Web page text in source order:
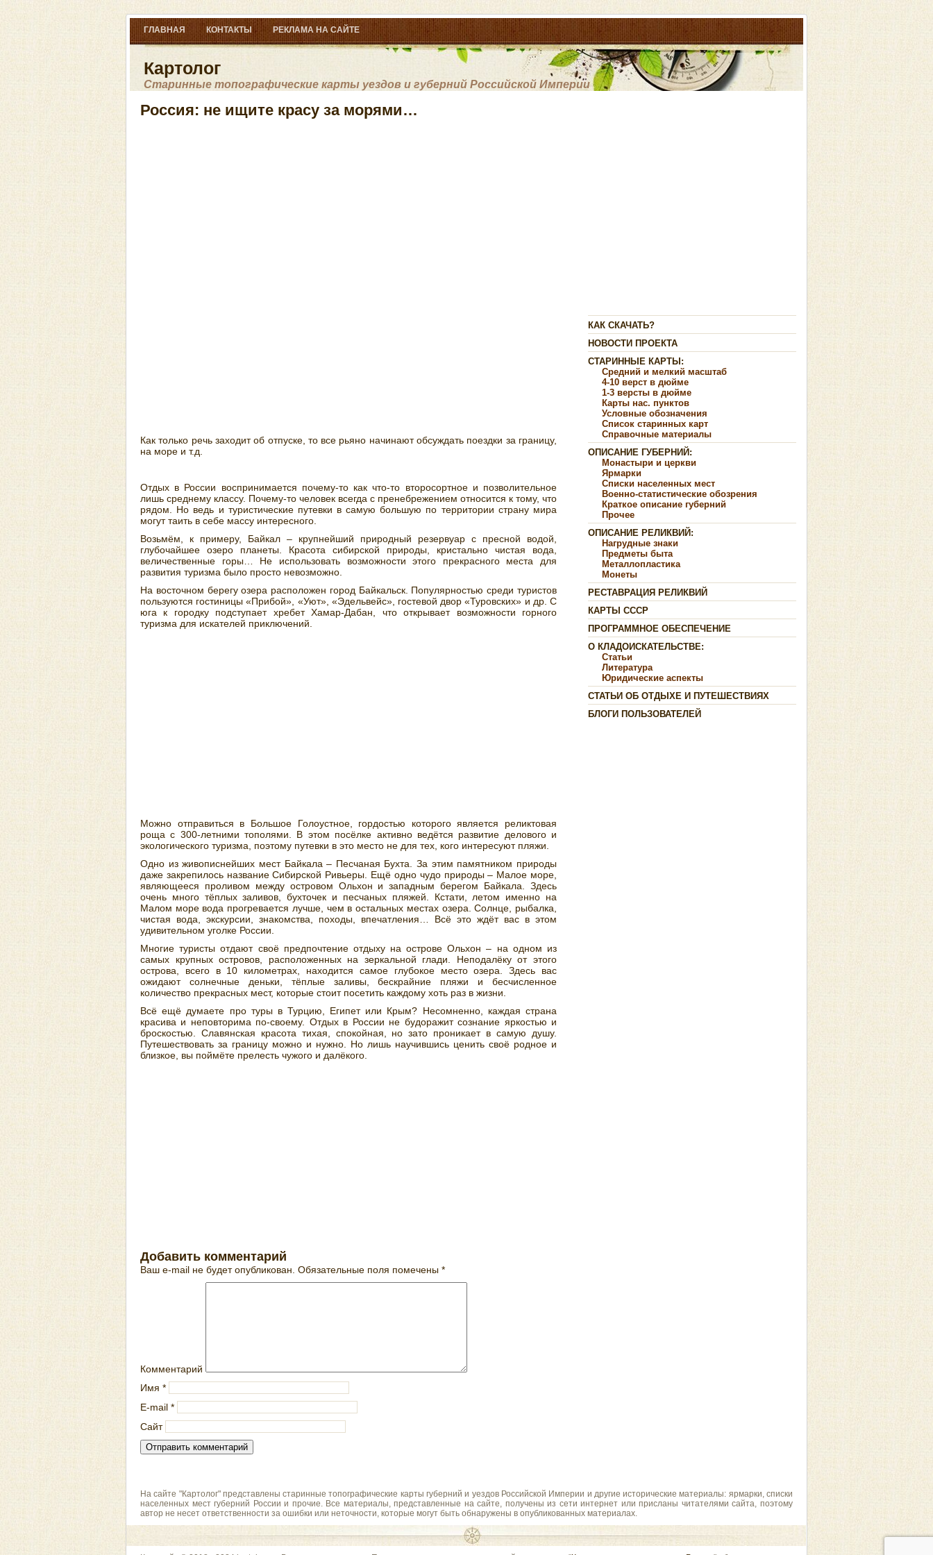
ГЛАВНАЯ КОНТАКТЫ РЕКЛАМА НА САЙТЕ
Картолог
Старинные топографические карты уездов и губерний Российской Империи
Россия: не ищите красу за морями…
Как только речь заходит об отпуске, то все рьяно начинают обсуждать поездки за границу,
на море и т.д.
Отдых в России воспринимается почему-то как что-то второсортное и позволительное
лишь среднему классу. Почему-то человек всегда с пренебрежением относится к тому, что
рядом. Но ведь и туристические путевки в самую большую по территории страну мира
могут таить в себе массу интересного.
Возьмём, к примеру, Байкал – крупнейший природный резервуар с пресной водой,
глубочайшее озеро планеты. Красота сибирской природы, кристально чистая вода,
величественные горы… Не использовать возможности этого прекрасного места для
развития туризма было просто невозможно.
На восточном берегу озера расположен город Байкальск. Популярностью среди туристов
пользуются гостиницы «Прибой», «Уют», «Эдельвейс», гостевой двор «Туровских» и др. С
юга к городку подступает хребет Хамар-Дабан, что открывает возможности горного
туризма для искателей приключений.
Можно отправиться в Большое Голоустное, гордостью которого является реликтовая
роща с 300-летними тополями. В этом посёлке активно ведётся развитие делового и
экологического туризма, поэтому путевки в это место не для тех, кого интересуют пляжи.
Одно из живописнейших мест Байкала – Песчаная Бухта. За этим памятником природы
даже закрепилось название Сибирской Ривьеры. Ещё одно чудо природы – Малое море,
являющееся проливом между островом Ольхон и западным берегом Байкала. Здесь
очень много тёплых заливов, бухточек и песчаных пляжей. Кстати, летом именно на
Малом море вода прогревается лучше, чем в остальных местах озера. Солнце, рыбалка,
чистая вода, экскурсии, знакомства, походы, впечатления… Всё это ждёт вас в этом
удивительном уголке России.
Многие туристы отдают своё предпочтение отдыху на острове Ольхон – на одном из
самых крупных островов, расположенных на зеркальной глади. Неподалёку от этого
острова, всего в 10 километрах, находится самое глубокое место озера. Здесь вас
ожидают солнечные деньки, тёплые заливы, бескрайние пляжи и бесчисленное
количество прекрасных мест, которые стоит посетить каждому хоть раз в жизни.
Всё ещё думаете про туры в Турцию, Египет или Крым? Несомненно, каждая страна
красива и неповторима по-своему. Отдых в России не будоражит сознание яркостью и
броскостью. Славянская красота тихая, спокойная, но зато проникает в самую душу.
Путешествовать за границу можно и нужно. Но лишь научившись ценить своё родное и
близкое, вы поймёте прелесть чужого и далёкого.
Добавить комментарий
Ваш e-mail не будет опубликован. Обязательные поля помечены *
Комментарий
Имя *
E-mail *
Сайт
КАК СКАЧАТЬ?
НОВОСТИ ПРОЕКТА
СТАРИННЫЕ КАРТЫ:
Средний и мелкий масштаб
4-10 верст в дюйме
1-3 версты в дюйме
Карты нас. пунктов
Условные обозначения
Список старинных карт
Справочные материалы
ОПИСАНИЕ ГУБЕРНИЙ:
Монастыри и церкви
Ярмарки
Списки населенных мест
Военно-статистические обозрения
Краткое описание губерний
Прочее
ОПИСАНИЕ РЕЛИКВИЙ:
Нагрудные знаки
Предметы быта
Металлопластика
Монеты
РЕСТАВРАЦИЯ РЕЛИКВИЙ
КАРТЫ СССР
ПРОГРАММНОЕ ОБЕСПЕЧЕНИЕ
О КЛАДОИСКАТЕЛЬСТВЕ:
Статьи
Литература
Юридические аспекты
СТАТЬИ ОБ ОТДЫХЕ И ПУТЕШЕСТВИЯХ
БЛОГИ ПОЛЬЗОВАТЕЛЕЙ
На сайте "Картолог" представлены старинные топографические карты губерний и уездов Российской Империи и другие исторические материалы: ярмарки, списки
населенных мест губерний России и прочие. Все материалы, представленные на сайте, получены из сети интернет или присланы читателями сайта, поэтому
автор не несет ответственности за ошибки или неточности, которые могут быть обнаружены в опубликованных материалах.